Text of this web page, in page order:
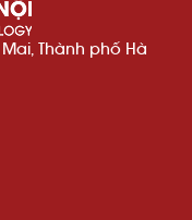
Thành phố Hà